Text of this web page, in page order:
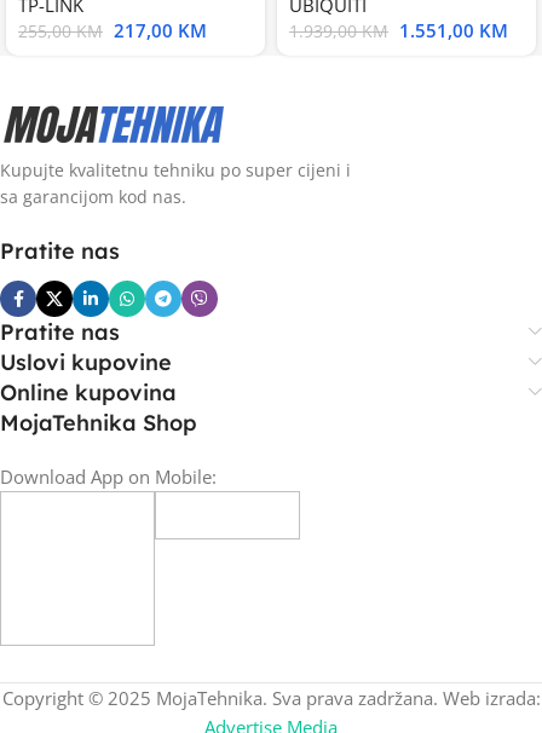
TP-LINK
255,00KM 217,00 KM
UBIQUITI
1.939,00KM 1.551,00 KM
Kupujte kvalitetnu tehniku po super cijeni i
sa garancijom kod nas.
Pratite nas
Pratite nas
Uslovi kupovine
Online kupovina
MojaTehnika Shop
Download App on Mobile:
Copyright © 2025 MojaTehnika. Sva prava zadržana. Web izrada:
Advertise Media